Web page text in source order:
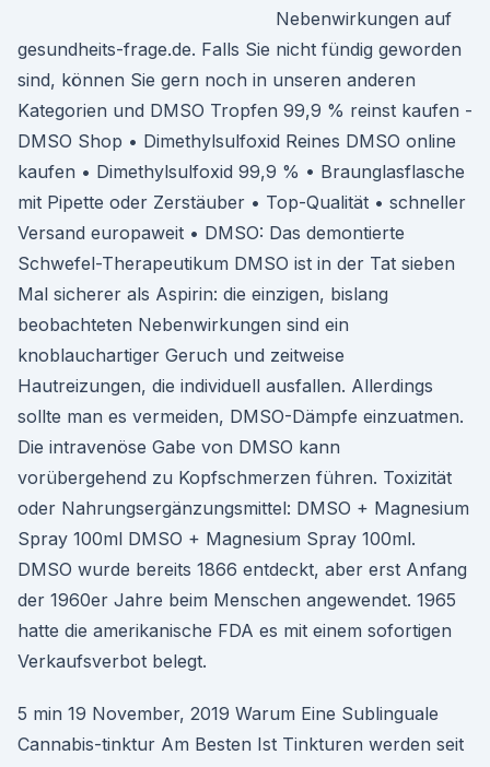
Nebenwirkungen auf
gesundheits-frage.de. Falls Sie nicht fündig geworden
sind, können Sie gern noch in unseren anderen
Kategorien und DMSO Tropfen 99,9 % reinst kaufen -
DMSO Shop • Dimethylsulfoxid Reines DMSO online
kaufen • Dimethylsulfoxid 99,9 % • Braunglasflasche
mit Pipette oder Zerstäuber • Top-Qualität • schneller
Versand europaweit • DMSO: Das demontierte
Schwefel-Therapeutikum DMSO ist in der Tat sieben
Mal sicherer als Aspirin: die einzigen, bislang
beobachteten Nebenwirkungen sind ein
knoblauchartiger Geruch und zeitweise
Hautreizungen, die individuell ausfallen. Allerdings
sollte man es vermeiden, DMSO-Dämpfe einzuatmen.
Die intravenöse Gabe von DMSO kann
vorübergehend zu Kopfschmerzen führen. Toxizität
oder Nahrungsergänzungsmittel: DMSO + Magnesium
Spray 100ml DMSO + Magnesium Spray 100ml.
DMSO wurde bereits 1866 entdeckt, aber erst Anfang
der 1960er Jahre beim Menschen angewendet. 1965
hatte die amerikanische FDA es mit einem sofortigen
Verkaufsverbot belegt.
5 min 19 November, 2019 Warum Eine Sublinguale
Cannabis-tinktur Am Besten Ist Tinkturen werden seit